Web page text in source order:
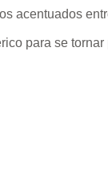
acentuados
para se